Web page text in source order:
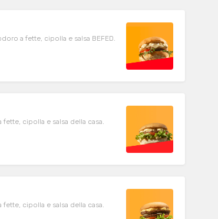
a fette, cipolla e salsa BEFED.
cipolla e salsa della casa.
cipolla e salsa della casa.